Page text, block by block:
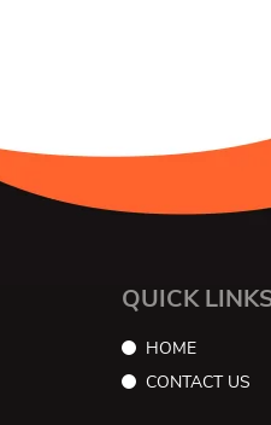
QUICK
HOME
CONTACT US